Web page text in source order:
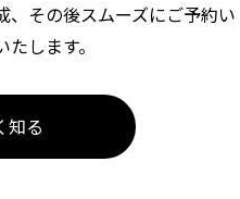
その後スムーズにご予約い
します。
知る